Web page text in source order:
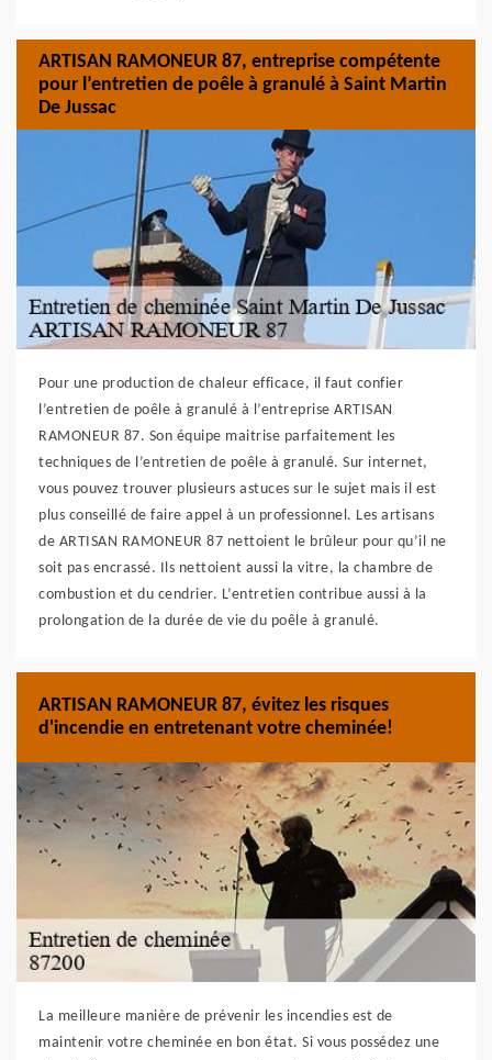
ARTISAN RAMONEUR 87, entreprise compétente
pour l’entretien de poêle à granulé à Saint Martin
De Jussac
Pour une production de chaleur efficace, il faut confier
l’entretien de poêle à granulé à l’entreprise ARTISAN
RAMONEUR 87. Son équipe maitrise parfaitement les
techniques de l’entretien de poêle à granulé. Sur internet,
vous pouvez trouver plusieurs astuces sur le sujet mais il est
plus conseillé de faire appel à un professionnel. Les artisans
de ARTISAN RAMONEUR 87 nettoient le brûleur pour qu’il ne
soit pas encrassé. Ils nettoient aussi la vitre, la chambre de
combustion et du cendrier. L’entretien contribue aussi à la
prolongation de la durée de vie du poêle à granulé.
ARTISAN RAMONEUR 87, évitez les risques
d'incendie en entretenant votre cheminée!
La meilleure manière de prévenir les incendies est de
maintenir votre cheminée en bon état. Si vous possédez une